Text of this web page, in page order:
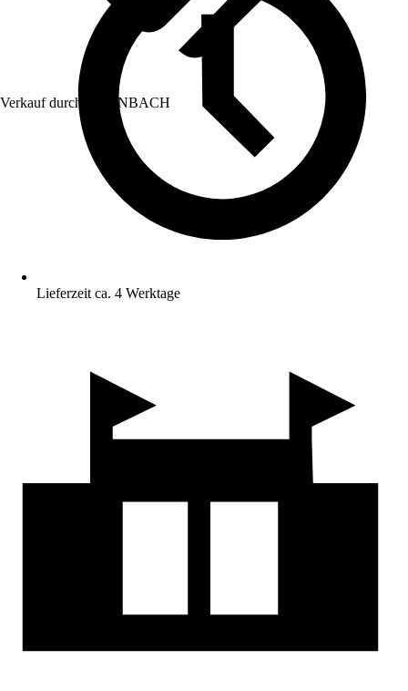
Verkauf durch: HORNBACH
Lieferzeit ca. 4 Werktage